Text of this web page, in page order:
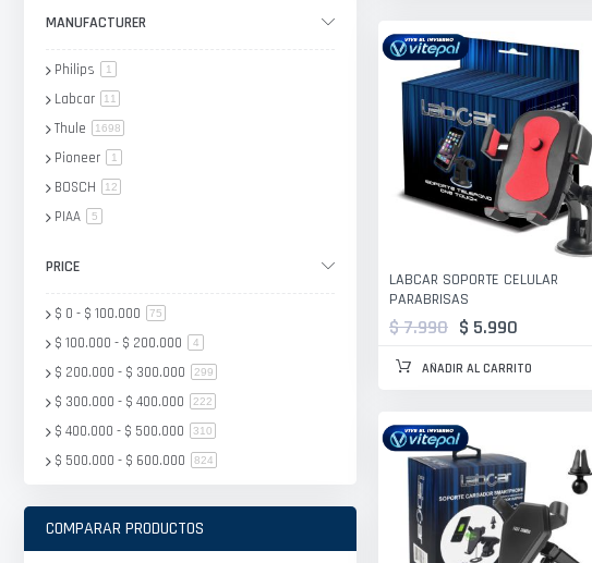
LABCAR SOPORTE CELULAR
PARABRISAS
$ 5.990
$ 7.990
AÑADIR AL CARRITO
MANUFACTURER
Philips 1
Labcar 11
Thule 1698
Pioneer 1
BOSCH 12
PIAA 5artículo
Bury
EGO
Sylvania
Osram
DB DRIVE
SPOT
SONAX
IMBEST 9artículo
PRICE
$ 0 - $ 100.000 75
$ 100.000 - $ 200.000 4
$ 200.000 - $ 300.000 299
$ 300.000 - $ 400.000 222
$ 400.000 - $ 500.000 310
$ 500.000 - $ 600.000 824
COMPARAR PRODUCTOS